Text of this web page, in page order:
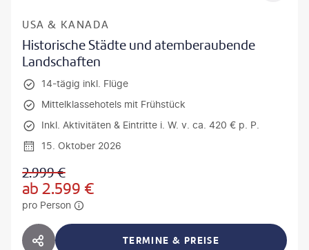
USA & KANADA
Historische Städte und atemberaubende
Landschaften
14-tägig inkl. Flüge
Mittelklassehotels mit Frühstück
Inkl. Aktivitäten & Eintritte i. W. v. ca. 420 € p. P.
15. Oktober 2026
2.999€
ab2.599 €
pro Person
HOTEL TEILEN TERMINE & PREISE